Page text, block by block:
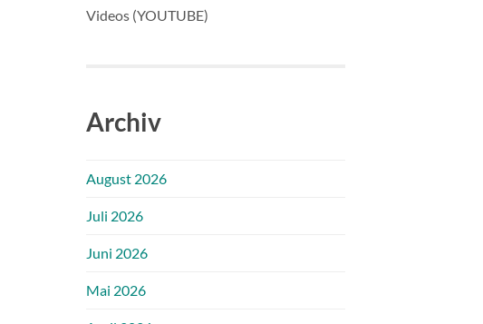
Videos (YOUTUBE)
Archiv
August 2026
Juli 2026
Juni 2026
Mai 2026